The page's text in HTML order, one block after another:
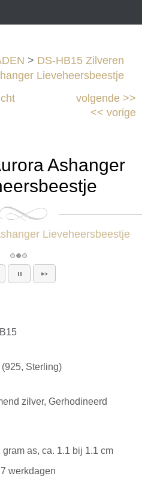
> DS-HB15 Zilveren
Lieveheersbeestje
volgende>>
<< vorige
Ashanger
Sterling)
zilver, Gerhodineerd
gram as, ca. 1.1 bij 1.1 cm
werkdagen